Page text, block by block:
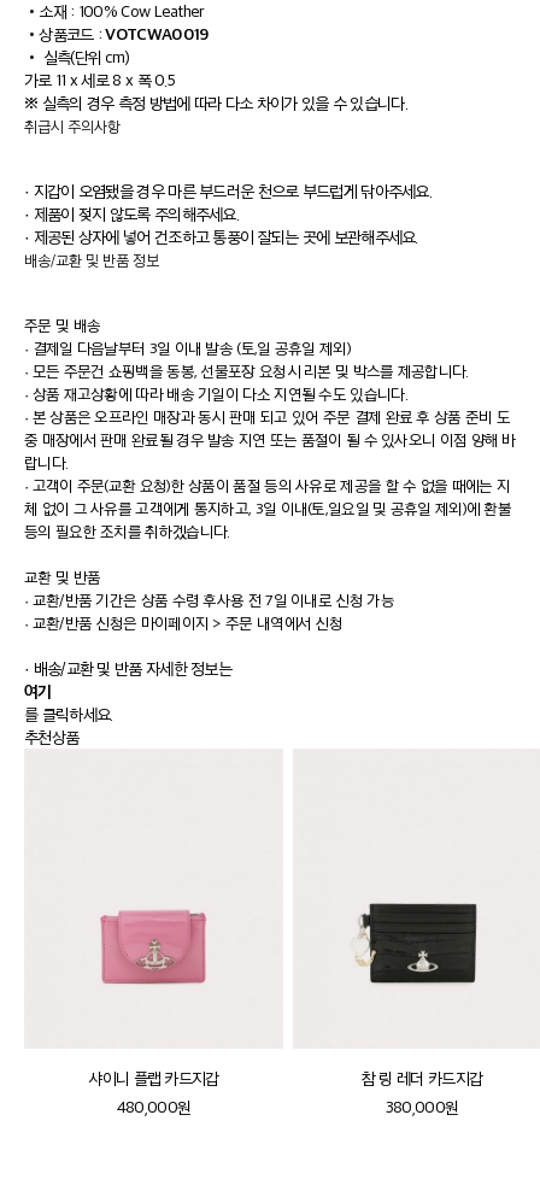
• 소재 : 100% Cow Leather
•상품코드 :VOTCWA0019
• 실측(단위 cm)
가로 11 x 세로 8 x 폭 0.5
※ 실측의 경우 측정 방법에 따라 다소 차이가 있을 수 있습니다.
취급시 주의사항
· 지갑이 오염됐을 경우 마른 부드러운 천으로 부드럽게 닦아주세요.
· 제품이 젖지 않도록 주의해주세요.
· 제공된 상자에 넣어 건조하고 통풍이 잘되는 곳에 보관해주세요.
배송/교환 및 반품 정보
주문 및 배송
· 결제일 다음날부터 3일 이내 발송 (토,일 공휴일 제외)
· 모든 주문건 쇼핑백을 동봉, 선물포장 요청시 리본 및 박스를 제공합니다.
· 상품 재고상황에 따라 배송 기일이 다소 지연될 수도 있습니다.
· 본 상품은 오프라인 매장과 동시 판매 되고 있어 주문 결제 완료 후 상품 준비 도
중 매장에서 판매 완료될 경우 발송 지연 또는 품절이 될 수 있사오니 이점 양해 바
랍니다.
· 고객이 주문(교환 요청)한 상품이 품절 등의 사유로 제공을 할 수 없을 때에는 지
체 없이 그 사유를 고객에게 통지하고, 3일 이내(토,일요일 및 공휴일 제외)에 환불
등의 필요한 조치를 취하겠습니다.
교환 및 반품
· 교환/반품 기간은 상품 수령 후사용 전 7일 이내로 신청 가능
· 교환/반품 신청은 마이페이지 > 주문 내역에서 신청
· 배송/교환 및 반품 자세한 정보는
여기
를 클릭하세요.
추천상품
샤이니 플랩 카드지갑
480,000원
참 링 레더 카드지갑
380,000원